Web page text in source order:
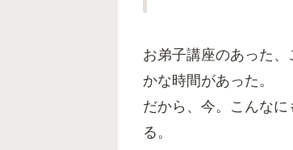
お弟子講座のあった
かな時間があった。
だから、今。こんな
る。